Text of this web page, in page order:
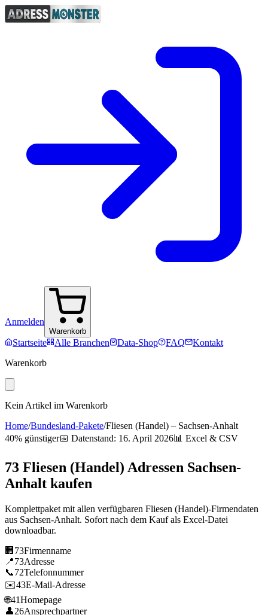
Anmelden
Warenkorb
Startseite Alle Branchen Data-Shop FAQ
Kontakt
Warenkorb
Kein Artikel im Warenkorb
Home/Bundesland-Pakete/Fliesen (Handel) – Sachsen-Anhalt
40% günstiger📅 Datenstand: 16. April 2026📊 Excel & CSV
73 Fliesen (Handel) Adressen Sachsen-
Anhalt kaufen
Komplettpaket mit allen verfügbaren Fliesen (Handel)-Firmendaten
aus Sachsen-Anhalt. Sofort nach dem Kauf als Excel-Datei
downloadbar.
🏢 73Firmenname
📍73Adresse
📞72Telefonnummer
✉️43E-Mail-Adresse
🌐41Homepage
👤26Ansprechpartner